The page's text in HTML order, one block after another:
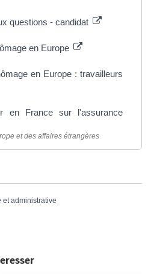
questions - candidat
en Europe
en Europe : travailleurs
en France sur l'assurance
et des affaires étrangères
et administrative